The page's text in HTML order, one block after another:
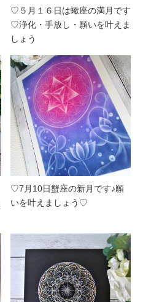
♡５月１６日は蠍座の満月です
♡浄化・手放し・願いを叶えま
しょう
♡7月10日蟹座の新月です♪願
いを叶えましょう♡